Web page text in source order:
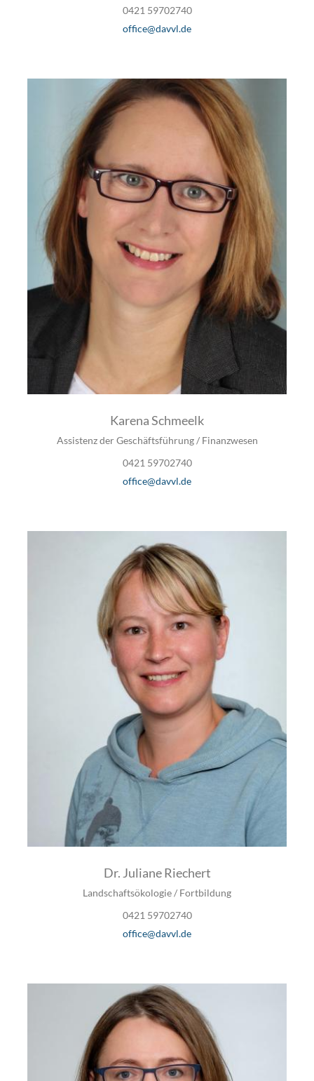
0421 59702740
office@davvl.de
Karena Schmeelk
Assistenz der Geschäftsführung / Finanzwesen
0421 59702740
office@davvl.de
Dr. Juliane Riechert
Landschaftsökologie / Fortbildung
0421 59702740
office@davvl.de